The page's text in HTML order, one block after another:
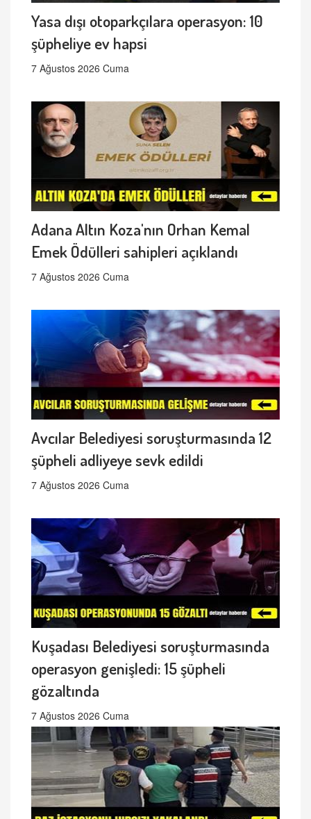
Yasa dışı otoparkçılara operasyon: 10
şüpheliye ev hapsi
7 Ağustos 2026 Cuma
Adana Altın Koza'nın Orhan Kemal
Emek Ödülleri sahipleri açıklandı
7 Ağustos 2026 Cuma
Avcılar Belediyesi soruşturmasında 12
şüpheli adliyeye sevk edildi
7 Ağustos 2026 Cuma
Kuşadası Belediyesi soruşturmasında
operasyon genişledi: 15 şüpheli
gözaltında
7 Ağustos 2026 Cuma